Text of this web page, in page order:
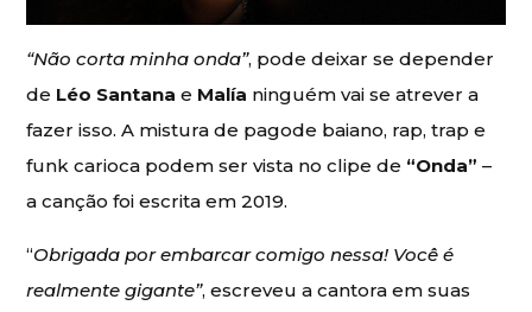
“Não corta minha onda”, pode deixar se depender
de Léo Santana e Malía ninguém vai se atrever a
fazer isso. A mistura de pagode baiano, rap, trap e
funk carioca podem ser vista no clipe de “Onda” –
a canção foi escrita em 2019.
“Obrigada por embarcar comigo nessa! Você é
realmente gigante”, escreveu a cantora em suas